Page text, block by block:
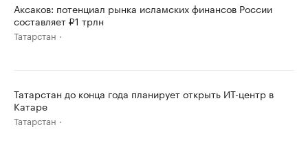
Аксаков: потенциал рынка исламских финансов России
составляет ₽1 трлн
Татарстан
Татарстан до конца года планирует открыть ИТ-центр в
Катаре
Татарстан